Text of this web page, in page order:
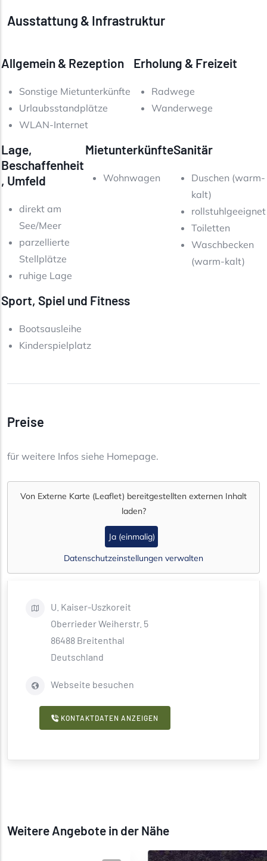
Ausstattung & Infrastruktur
Allgemein & Rezeption
Sonstige Mietunterkünfte
Urlaubsstandplätze
WLAN-Internet
Erholung & Freizeit
Radwege
Wanderwege
Lage,
Beschaffenheit
, Umfeld
direkt am
See/Meer
parzellierte
Stellplätze
ruhige Lage
Mietunterkünfte
Wohnwagen
Sanitär
Duschen (warm-
kalt)
rollstuhlgeeignet
Toiletten
Waschbecken
(warm-kalt)
Sport, Spiel und Fitness
Bootsausleihe
Kinderspielplatz
Preise
für weitere Infos siehe Homepage.
Von Externe Karte (Leaflet) bereitgestellten externen Inhalt
laden?
Ja (einmalig)
Datenschutzeinstellungen verwalten
U. Kaiser-Uszkoreit
Oberrieder Weiherstr. 5
86488 Breitenthal
Deutschland
Webseite besuchen
KONTAKTDATEN ANZEIGEN
Weitere Angebote in der Nähe